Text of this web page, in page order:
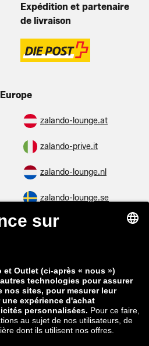
Expédition et partenaire
de livraison
zalando-lounge.at
zalando-prive.it
zalando-lounge.nl
zalando-lounge.se
zalando-lounge.dk
zalando-lounge.cz
zalando-lounge.sk
zalando-lounge.hr